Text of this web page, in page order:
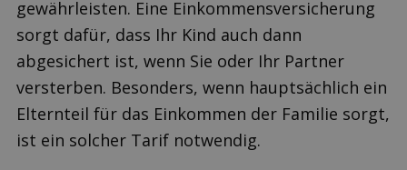
gewährleisten. Eine Einkommensversicherung
sorgt dafür, dass Ihr Kind auch dann
abgesichert ist, wenn Sie oder Ihr Partner
versterben. Besonders, wenn hauptsächlich ein
Elternteil für das Einkommen der Familie sorgt,
ist ein solcher Tarif notwendig.